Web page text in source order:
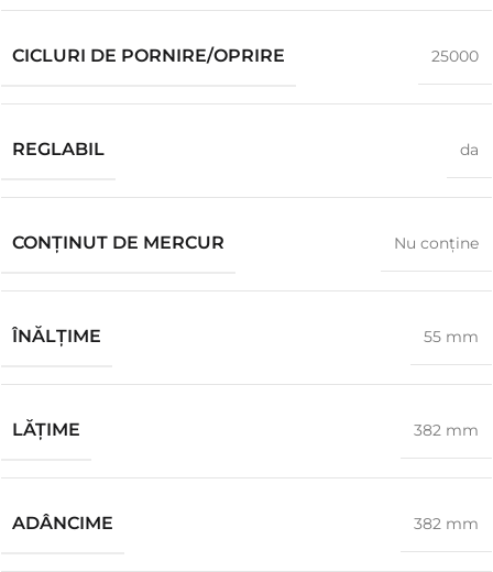
CICLURI DE PORNIRE/OPRIRE 25000
REGLABIL da
CONȚINUT DE MERCUR Nu conţine
ÎNĂLŢIME 55 mm
LĂŢIME 382 mm
ADÂNCIME 382 mm